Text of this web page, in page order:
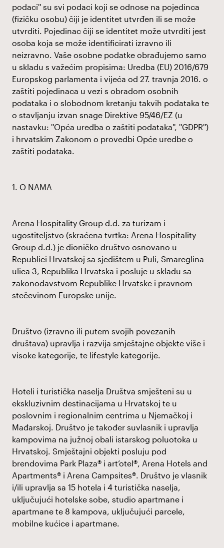
podaci'' su svi podaci koji se odnose na pojedinca
(fizičku osobu) čiji je identitet utvrđen ili se može
utvrditi. Pojedinac čiji se identitet može utvrditi jest
osoba koja se može identificirati izravno ili
neizravno. Vaše osobne podatke obrađujemo samo
u skladu s važećim propisima: Uredba (EU) 2016/679
Europskog parlamenta i vijeća od 27. travnja 2016. o
zaštiti pojedinaca u vezi s obradom osobnih
podataka i o slobodnom kretanju takvih podataka te
o stavljanju izvan snage Direktive 95/46/EZ (u
nastavku: ''Opća uredba o zaštiti podataka'', ''GDPR'')
i hrvatskim Zakonom o provedbi Opće uredbe o
zaštiti podataka.
1. O NAMA
Arena Hospitality Group d.d. za turizam i
ugostiteljstvo (skraćena tvrtka: Arena Hospitality
Group d.d.) je dioničko društvo osnovano u
Republici Hrvatskoj sa sjedištem u Puli, Smareglina
ulica 3, Republika Hrvatska i posluje u skladu sa
zakonodavstvom Republike Hrvatske i pravnom
stečevinom Europske unije.
Društvo (izravno ili putem svojih povezanih
društava) upravlja i razvija smještajne objekte više i
visoke kategorije, te lifestyle kategorije.
Hoteli i turistička naselja Društva smješteni su u
ekskluzivnim destinacijama u Hrvatskoj te u
poslovnim i regionalnim centrima u Njemačkoj i
Mađarskoj. Društvo je također suvlasnik i upravlja
kampovima na južnoj obali istarskog poluotoka u
Hrvatskoj. Smještajni objekti posluju pod
brendovima Park Plaza® i art’otel®, Arena Hotels and
Apartments® i Arena Campsites®. Društvo je vlasnik
i/ili upravlja sa 15 hotela i 4 turistička naselja,
uključujući hotelske sobe, studio apartmane i
apartmane te 8 kampova, uključujući parcele,
mobilne kućice i apartmane.